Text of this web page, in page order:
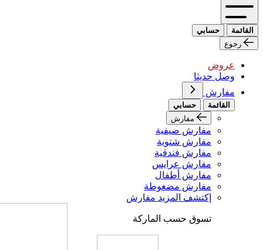
القائمة
حسابي
رجوع
عروض
وصل حديثا
مفارش
القائمة
حسابي
مفارش
مفارش صيفية
مفارش شتوية
مفارش فندقية
مفارش عرايس
مفارش أطفال
مفارش مضغوطة
إكتشف المزيد مفارش
تسوق حسب الماركة